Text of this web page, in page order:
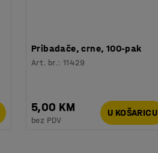
Pribadače, crne, 100-pak
Art. br.:11429
5,00 KM
bez PDV
U KOŠARICU